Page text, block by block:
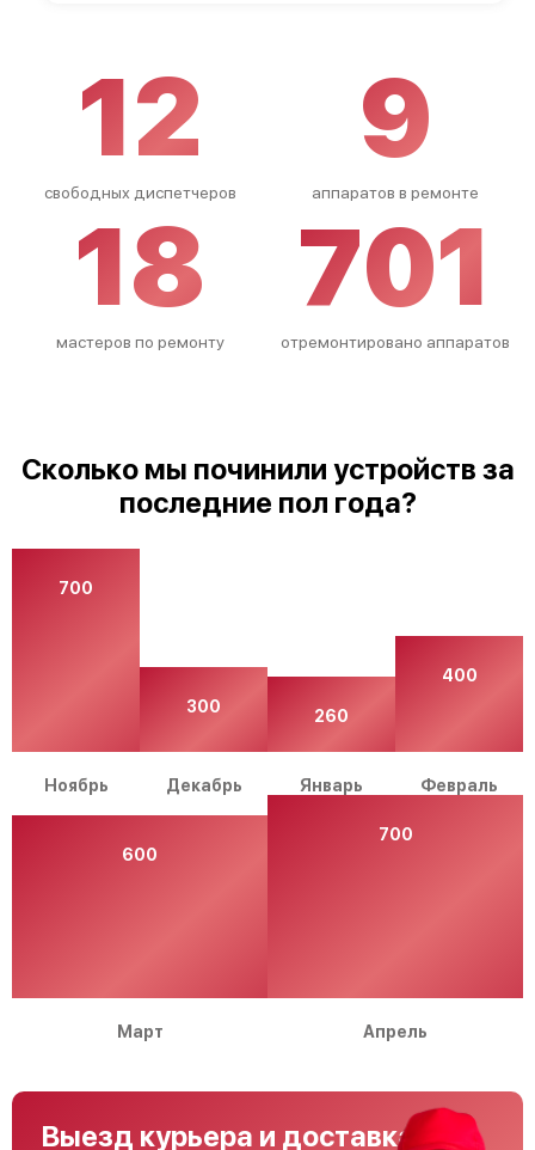
12
свободных диспетчеров
9
аппаратов в ремонте
18
мастеров по ремонту
701
отремонтировано аппаратов
Сколько мы починили устройств за
последние пол года?
700
Ноябрь
300
Декабрь
260
Январь
400
Февраль
600
Март
700
Апрель
Выезд курьера и доставка